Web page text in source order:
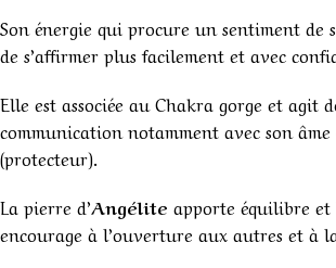
Son énergie qui procure un sentiment de
de s’affirmer plus facilement et avec
Elle est associée au Chakra gorge et agit
communication notamment avec son
(protecteur).
La pierre d’Angélite apporte équilibre
encourage à l’ouverture aux autres et à